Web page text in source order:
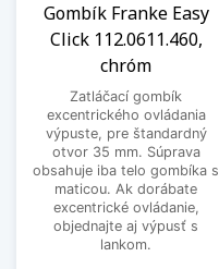
Gombík Franke Easy
Click 112.0611.460,
chróm
Zatláčací gombík
excentrického ovládania
výpuste, pre štandardný
otvor 35 mm. Súprava
obsahuje iba telo gombíka s
maticou. Ak dorábate
excentrické ovládanie,
objednajte aj výpusť s
lankom.